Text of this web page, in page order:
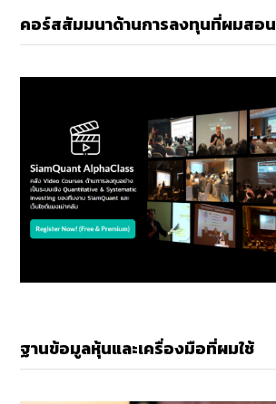
คอร์สสัมมนาด้านการลงทุนที่ผมสอน
ฐานข้อมูลหุ้นและเครื่องมือที่ผมใช้